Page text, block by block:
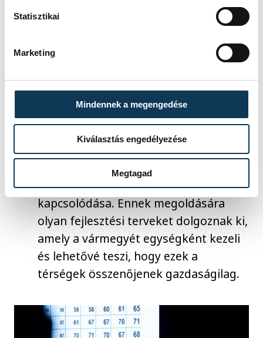
Statisztikai
Marketing
Mindennek a megengedése
Kiválasztás engedélyezése
Megtagad
város gazdasági kisugárzása
méretéből adódóan kisebb, így pedig
nem ér el a megyehatárig. Ez viszont
magával hozza azt a kockázatot, hogy
szétszakadhat gazdaságilag. Várpalota
már most is Székesfehérvár
vonzáskörzetébe tartozik, Pápa
nagyon könnyen bekerülhet Győr
horizontjába, a vármegye nyugati
részével pedig nincs meg
Veszprémnek egyelőre a szorosabb
kapcsolódása. Ennek megoldására
olyan fejlesztési terveket dolgoznak ki,
amely a vármegyét egységként kezeli
és lehetővé teszi, hogy ezek a
térségek összenőjenek gazdaságilag.